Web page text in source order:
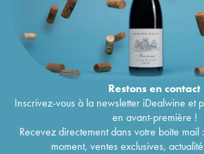
Restons encontact
Inscrivez-vous à la newsletter iDealwine et
en avant-première !
Recevez directement dans votre boîte mail
moment, ventes exclusives,